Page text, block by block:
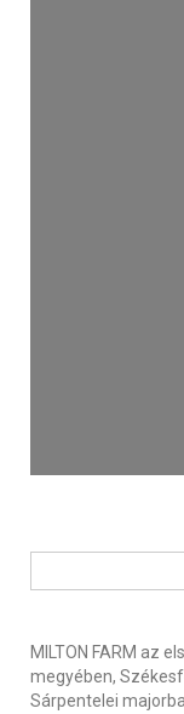
MILTON FARM az
megyében,
Sárpentelei